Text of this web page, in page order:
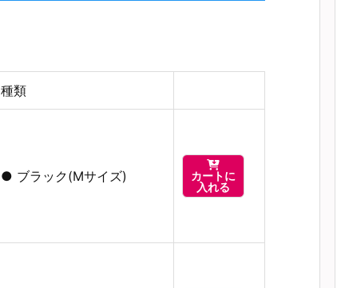
種類
● ブラック(Mサイズ)

カートに
入れる